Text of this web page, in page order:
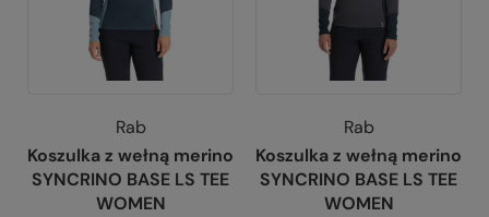
Rab
Koszulka z wełną merino
SYNCRINO BASE LS TEE
WOMEN
Rab
Koszulka z wełną merino
SYNCRINO BASE LS TEE
WOMEN